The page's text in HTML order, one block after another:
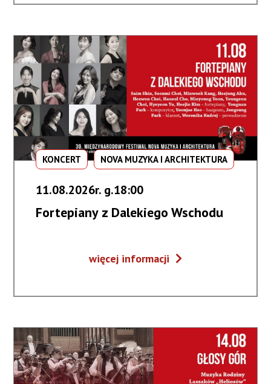
/
opowieści
KONCERT NOVA MUZYKA I ARCHITEKTURA
11.08.2026r. g.18:00
Fortepiany z Dalekiego Wschodu
więcej informacji
Fortepiany
Wschodu